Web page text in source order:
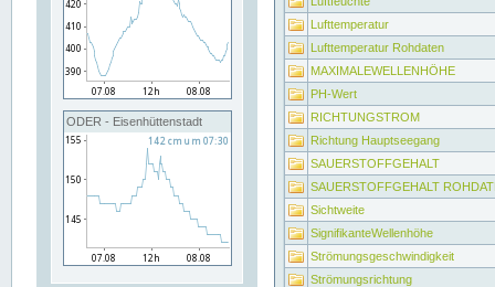
ODER - Eisenhüttenstadt
Lufttemperatur
Lufttemperatur Rohdaten
MAXIMALEWELLENHÖHE
PH-Wert
RICHTUNGSTROM
Richtung Hauptseegang
SAUERSTOFFGEHALT
SAUERSTOFFGEHALT
Sichtweite
SignifikanteWellenhöhe
Strömungsgeschwindigkeit
Strömungsrichtung